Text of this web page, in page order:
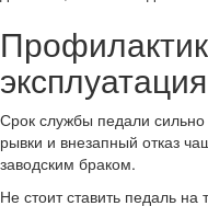
Срок службы педали сильно
рывки и внезапный отказ
заводским браком.
Не стоит ставить педаль